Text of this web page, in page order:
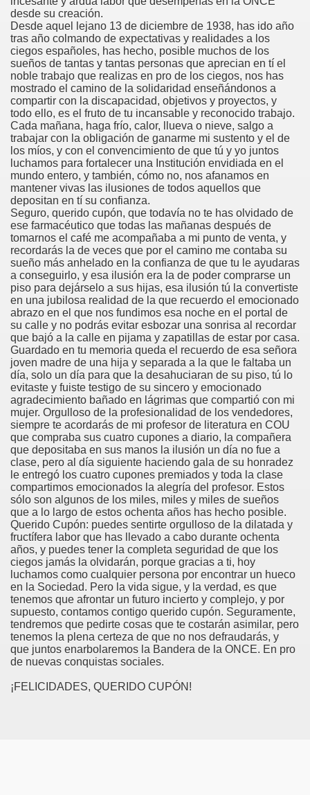
desde su creación.
Desde aquel lejano 13 de diciembre de 1938, has ido año
tras año colmando de expectativas y realidades a los
ciegos españoles, has hecho, posible muchos de los
sueños de tantas y tantas personas que aprecian en tí el
noble trabajo que realizas en pro de los ciegos, nos has
mostrado el camino de la solidaridad enseñándonos a
compartir con la discapacidad, objetivos y proyectos, y
todo ello, es el fruto de tu incansable y reconocido trabajo.
Cada mañana, haga frío, calor, llueva o nieve, salgo a
trabajar con la obligación de ganarme mi sustento y el de
los míos, y con el convencimiento de que tú y yo juntos
luchamos para fortalecer una Institución envidiada en el
mundo entero, y también, cómo no, nos afanamos en
mantener vivas las ilusiones de todos aquellos que
depositan en tí su confianza.
Seguro, querido cupón, que todavía no te has olvidado de
ese farmacéutico que todas las mañanas después de
tomarnos el café me acompañaba a mi punto de venta, y
recordarás la de veces que por el camino me contaba su
sueño más anhelado en la confianza de que tu le ayudaras
a conseguirlo, y esa ilusión era la de poder comprarse un
piso para dejárselo a sus hijas, esa ilusión tú la convertiste
en una jubilosa realidad de la que recuerdo el emocionado
abrazo en el que nos fundimos esa noche en el portal de
su calle y no podrás evitar esbozar una sonrisa al recordar
que bajó a la calle en pijama y zapatillas de estar por casa.
Guardado en tu memoria queda el recuerdo de esa señora
joven madre de una hija y separada a la que le faltaba un
día, solo un día para que la desahuciaran de su piso, tú lo
evitaste y fuiste testigo de su sincero y emocionado
agradecimiento bañado en lágrimas que compartió con mi
mujer. Orgulloso de la profesionalidad de los vendedores,
siempre te acordarás de mi profesor de literatura en COU
que compraba sus cuatro cupones a diario, la compañera
que depositaba en sus manos la ilusión un día no fue a
clase, pero al día siguiente haciendo gala de su honradez
le entregó los cuatro cupones premiados y toda la clase
compartimos emocionados la alegría del profesor. Estos
sólo son algunos de los miles, miles y miles de sueños
que a lo largo de estos ochenta años has hecho posible.
Querido Cupón: puedes sentirte orgulloso de la dilatada y
fructífera labor que has llevado a cabo durante ochenta
años, y puedes tener la completa seguridad de que los
ciegos jamás la olvidarán, porque gracias a ti, hoy
luchamos como cualquier persona por encontrar un hueco
en la Sociedad. Pero la vida sigue, y la verdad, es que
tenemos que afrontar un futuro incierto y complejo, y por
supuesto, contamos contigo querido cupón. Seguramente,
tendremos que pedirte cosas que te costarán asimilar, pero
tenemos la plena certeza de que no nos defraudarás, y
que juntos enarbolaremos la Bandera de la ONCE. En pro
de nuevas conquistas sociales.
¡FELICIDADES, QUERIDO CUPÓN!
Suárez Santana)
no latino (Pedro Zurita)
Zurita, Ex Secretario Unión Mundial de Ciegos (Pedro
Ex Secretari Unió Mundial de Cecs, català (Pedro
del Monumento a Luis Braille, 1980 (editora
Baquero, Conferencia (David López)
de Obstáculos (Juurmaa, J.)
de Escritura Táctil para Lectores con Ceguera o
de Hombres Ilustres de París (César Puente)
150è Aniversari mort de Louis Braille (CPB de l'ONCE a
Maestro (F. Javier Bernal García)
Vicente (F. Javier Bernal)
Paz)
Figueroa)
(Puri Águila)
las Oposiciones (Elena Rodrigo)
(Luis Eduardo Martínez)
de la Educación Especial de la Mano de
Mi Vida (Teresa Bornez Abascal)
Pérez)
Ayudar a Personas con Discapacidad Visual
(Pedro Zurita)
sánchez Herrero)
Cuetos Suárez)